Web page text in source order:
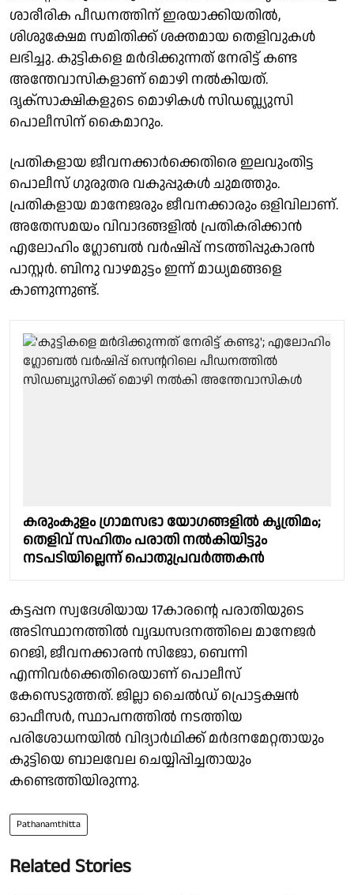
ശാരീരിക പീഡനത്തിന് ഇരയാക്കിയതിൽ,
ശിശുക്ഷേമ സമിതിക്ക് ശക്തമായ തെളിവുകൾ
ലഭിച്ചു. കുട്ടികളെ മർദിക്കുന്നത് നേരിട്ട് കണ്ട
അന്തേവാസികളാണ് മൊഴി നൽകിയത്.
ദൃക്സാക്ഷികളുടെ മൊഴികൾ സിഡബ്ല്യുസി
പൊലീസിന് കൈമാറും.
പ്രതികളായ ജീവനക്കാർക്കെതിരെ ഇലവുംതിട്ട
പൊലീസ് ഗുരുതര വകുപ്പുകൾ ചുമത്തും.
പ്രതികളായ മാനേജരും ജീവനക്കാരും ഒളിവിലാണ്.
അതേസമയം വിവാദങ്ങളിൽ പ്രതികരിക്കാൻ
എലോഹിം ഗ്ലോബൽ വർഷിപ്പ് നടത്തിപ്പുകാരൻ
പാസ്റ്റർ. ബിനു വാഴമുട്ടം ഇന്ന് മാധ്യമങ്ങളെ
കാണുന്നുണ്ട്.
കരുംകുളം ഗ്രാമസഭാ യോഗങ്ങളില്‍ കൃത്രിമം;
തെളിവ് സഹിതം പരാതി നല്‍കിയിട്ടും
നടപടിയില്ലെന്ന് പൊതുപ്രവർത്തകൻ
കട്ടപ്പന സ്വദേശിയായ 17കാരൻ്റെ പരാതിയുടെ
അടിസ്ഥാനത്തിൽ വൃദ്ധസദനത്തിലെ മാനേജർ
റെജി, ജീവനക്കാരൻ സിജോ, ബെന്നി
എന്നിവർക്കെതിരെയാണ് പൊലീസ്
കേസെടുത്തത്. ജില്ലാ ചൈൽഡ് പ്രൊട്ടക്ഷൻ
ഓഫീസർ, സ്ഥാപനത്തിൽ നടത്തിയ
പരിശോധനയിൽ വിദ്യാർഥിക്ക് മർദനമേറ്റതായും
കുട്ടിയെ ബാലവേല ചെയ്യിപ്പിച്ചതായും
കണ്ടെത്തിയിരുന്നു.
Pathanamthitta
Related Stories